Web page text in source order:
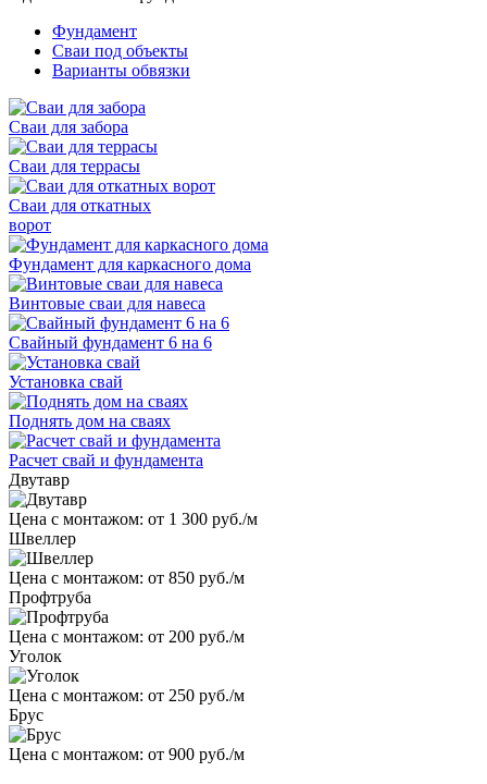
Фундамент
Сваи под объекты
Варианты обвязки
Сваи для забора
Сваи для террасы
Сваи для откатных
ворот
Фундамент для каркасного дома
Винтовые сваи для навеса
Свайный фундамент 6 на 6
Установка свай
Поднять дом на сваях
Расчет свай и фундамента
Двутавр
Цена с монтажом: от 1 300 руб./м
Швеллер
Цена с монтажом: от 850 руб./м
Профтруба
Цена с монтажом: от 200 руб./м
Уголок
Цена с монтажом: от 250 руб./м
Брус
Цена с монтажом: от 900 руб./м